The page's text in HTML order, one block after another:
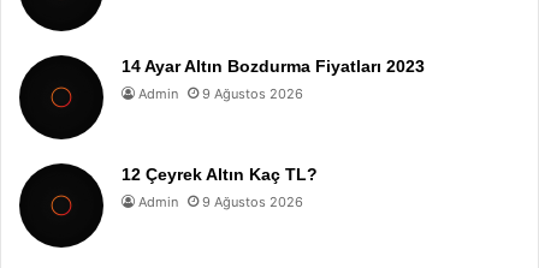
14 Ayar Altın Bozdurma Fiyatları 2023
Admin 9 Ağustos 2026
12 Çeyrek Altın Kaç TL?
Admin 9 Ağustos 2026